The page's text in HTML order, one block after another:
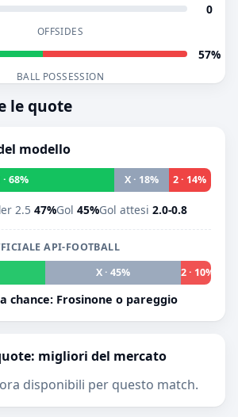
0
OFFSIDES
57%
BALL POSSESSION
le quote
modello
· 68% X · 18% 2 · 14%
2.5 47%Gol 45%Gol attesi 2.0-0.8
API-FOOTBALL
X · 45% 2 · 10%
chance: Frosinone o pareggio
migliori del mercato
disponibili per questo match.